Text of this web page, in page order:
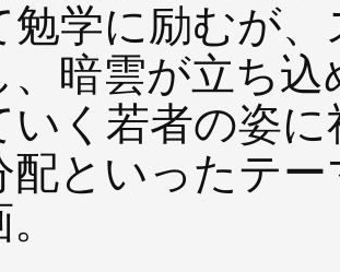
勉学に励むが
、暗雲が立ち
いく若者の姿
配といったテ